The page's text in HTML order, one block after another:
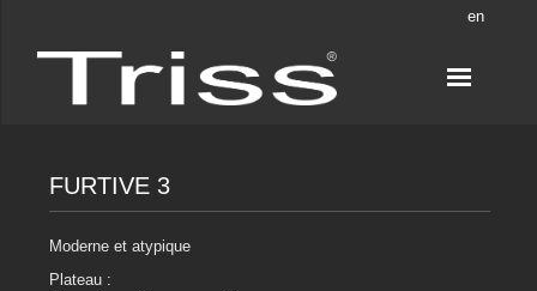
en
FURTIVE 3
Moderne et atypique
Plateau :